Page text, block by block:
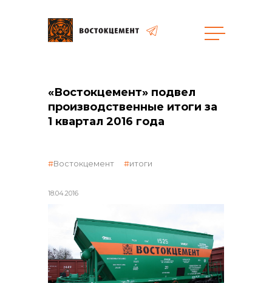
Закупки
общая информация
реализация неликвидов
«Востокцемент» подвел
производственные итоги за
1 квартал 2016 года
18.04.2016
Востокцемент итоги